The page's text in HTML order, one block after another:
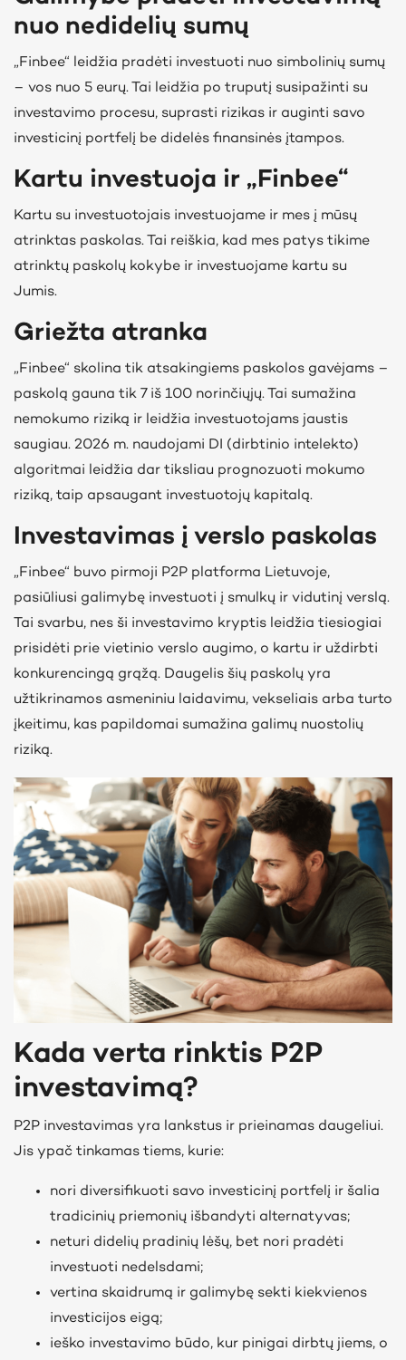
nuo nedidelių sumų
„Finbee“ leidžia pradėti investuoti nuo simbolinių sumų
– vos nuo 5 eurų. Tai leidžia po truputį susipažinti su
investavimo procesu, suprasti rizikas ir auginti savo
investicinį portfelį be didelės finansinės įtampos.
Kartu investuoja ir „Finbee“
Kartu su investuotojais investuojame ir mes į mūsų
atrinktas paskolas. Tai reiškia, kad mes patys tikime
atrinktų paskolų kokybe ir investuojame kartu su
Jumis.
Griežta atranka
„Finbee“ skolina tik atsakingiems paskolos gavėjams –
paskolą gauna tik 7 iš 100 norinčiųjų. Tai sumažina
nemokumo riziką ir leidžia investuotojams jaustis
saugiau. 2026 m. naudojami DI (dirbtinio intelekto)
algoritmai leidžia dar tiksliau prognozuoti mokumo
riziką, taip apsaugant investuotojų kapitalą.
Investavimas į verslo paskolas
„Finbee“ buvo pirmoji P2P platforma Lietuvoje,
pasiūliusi galimybę investuoti į smulkų ir vidutinį verslą.
Tai svarbu, nes ši investavimo kryptis leidžia tiesiogiai
prisidėti prie vietinio verslo augimo, o kartu ir uždirbti
konkurencingą grąžą. Daugelis šių paskolų yra
užtikrinamos asmeniniu laidavimu, vekseliais arba turto
įkeitimu, kas papildomai sumažina galimų nuostolių
riziką.
Kada verta rinktis P2P
investavimą?
P2P investavimas yra lankstus ir prieinamas daugeliui.
Jis ypač tinkamas tiems, kurie:
nori diversifikuoti savo investicinį portfelį ir šalia
tradicinių priemonių išbandyti alternatyvas;
neturi didelių pradinių lėšų, bet nori pradėti
investuoti nedelsdami;
vertina skaidrumą ir galimybę sekti kiekvienos
investicijos eigą;
ieško investavimo būdo, kur pinigai dirbtų jiems, o